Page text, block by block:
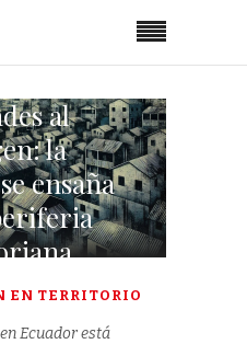
al
la
ensaña
TERRITORIO
Ecuador está